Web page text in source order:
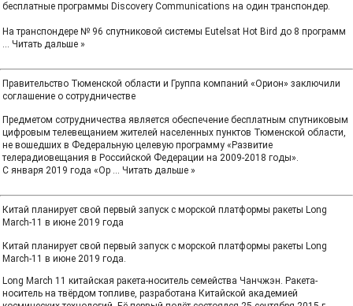
бесплатные программы Discovery Communications на один транспондер.
На транспондере № 96 спутниковой системы Eutelsat Hot Bird до 8 программ
... Читать дальше »
Правительство Тюменской области и Группа компаний «Орион» заключили
соглашение о сотрудничестве
Предметом сотрудничества является обеспечение бесплатным спутниковым
цифровым телевещанием жителей населенных пунктов Тюменской области,
не вошедших в Федеральную целевую программу «Развитие
телерадиовещания в Российской Федерации на 2009-2018 годы».
С января 2019 года «Ор ... Читать дальше »
Китай планирует свой первый запуск с морской платформы ракеты Long
March-11 в июне 2019 года
Китай планирует свой первый запуск с морской платформы ракеты Long
March-11 в июне 2019 года.
Long March 11 китайская ракета-носитель семейства Чанчжэн. Ракета-
носитель на твёрдом топливе, разработана Китайской академией